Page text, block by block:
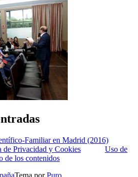
Familiar en Madrid (2016)
de Privacidad y Cookies
Uso de
de los contenidos
Tema porPuro